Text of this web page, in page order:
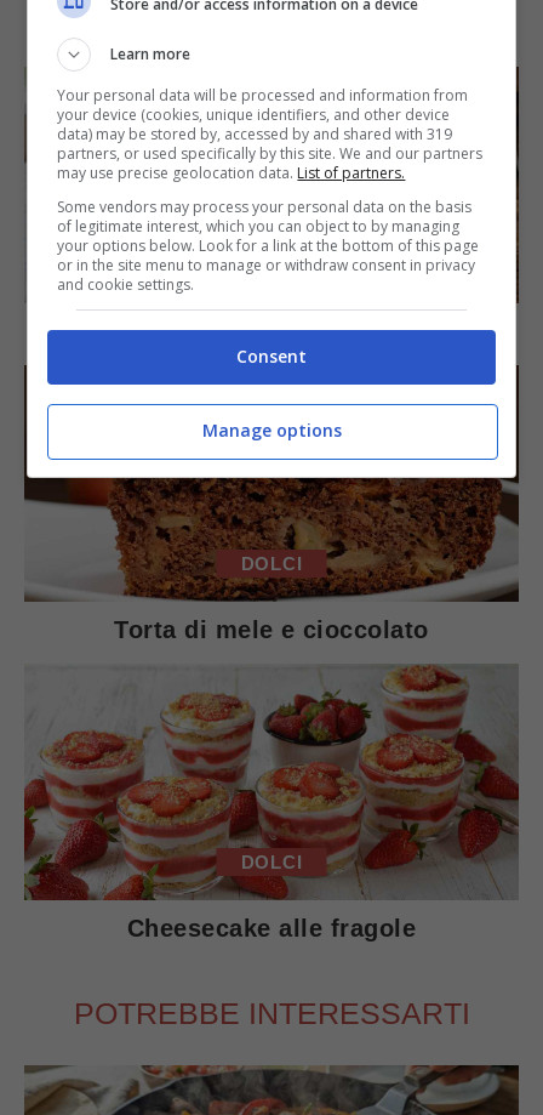
IN PRIMO PIANO
SECONDI PIATTI
Arista di maiale al latte
DOLCI
Torta di mele e cioccolato
DOLCI
Cheesecake alle fragole
POTREBBE INTERESSARTI
Learn more
Your personal data will be processed and information from
your device (cookies, unique identifiers, and other device
data) may be stored by, accessed by and shared with 319
partners, or used specifically by this site. We and our partners
may use precise geolocation data. List of partners.
Some vendors may process your personal data on the basis
of legitimate interest, which you can object to by managing
your options below. Look for a link at the bottom of this page
or in the site menu to manage or withdraw consent in privacy
and cookie settings.
Consent
Manage options